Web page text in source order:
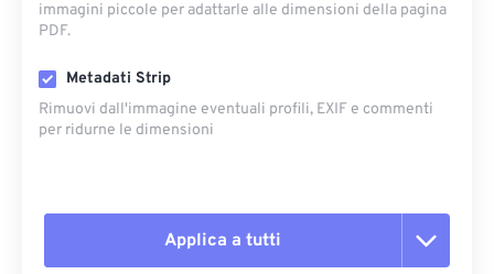
immagini piccole per adattarle alle dimensioni della pagina
PDF.
Metadati Strip
Rimuovi dall'immagine eventuali profili, EXIF ​​e commenti
per ridurne le dimensioni
Applica a tutti